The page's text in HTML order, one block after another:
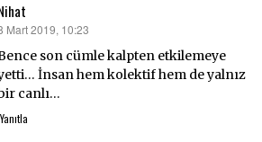
Mart 2019, 10:23
son cümle kalpten etkilemeye
İnsan hem kolektif hem de yalnız
canlı…
Yanıtla